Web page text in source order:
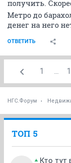
получить.
Метро до
денег на него
ОТВЕТИТЬ
1 ...
НГС.Форум
ТОП 5
Кто тут